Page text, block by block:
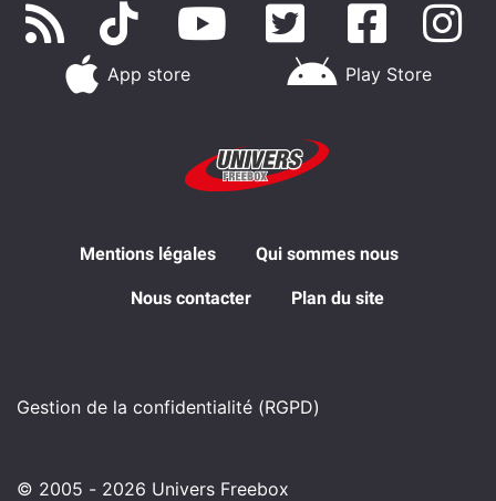
App store Play Store
Mentions légales Qui sommes nous
Nous contacter Plan du site
Gestion de la confidentialité (RGPD)
© 2005 - 2026 Univers Freebox